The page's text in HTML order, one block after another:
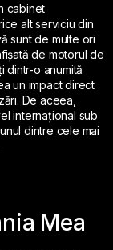
cabinet
alt serviciu din
sunt de multe ori
de motorul de
dintr-o anumită
un impact direct
De aceea,
internațional sub
dintre cele mai
Mea